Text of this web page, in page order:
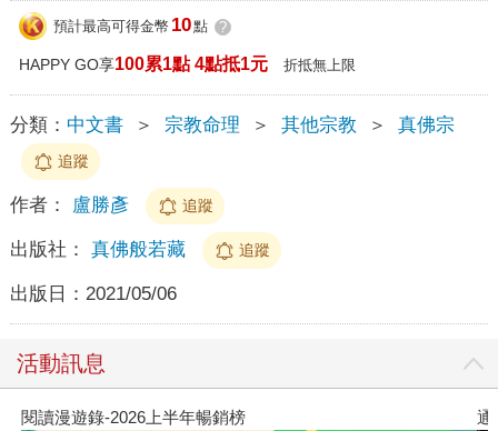
預計最高可得金幣 10點 ?
HAPPY GO享100累1點 4點抵1元 折抵無上限
分類： 中文書 ＞ 宗教命理 ＞ 其他宗教 ＞ 真佛宗
追蹤
作者： 盧勝彥 追蹤
出版社： 真佛般若藏 追蹤
出版日： 2021/05/06
活動訊息
閱讀漫遊錄-2026上半年暢銷榜 通